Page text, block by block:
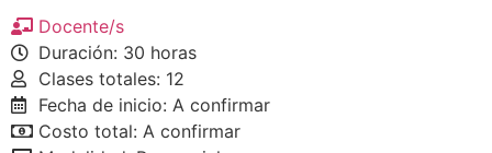
Docente/s
Duración: 30 horas
Clases totales: 12
Fecha de inicio: A confirmar
Costo total: A confirmar